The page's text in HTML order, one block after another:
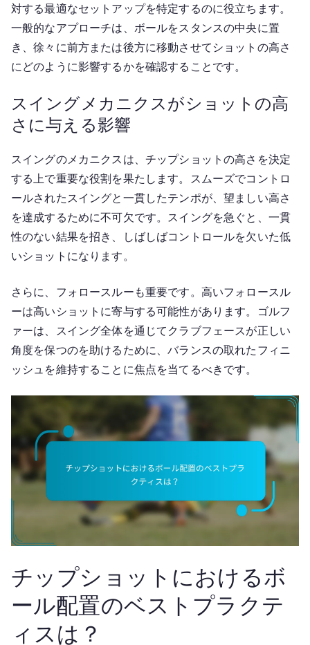
対する最適なセットアップを特定するのに役立ちます。
一般的なアプローチは、ボールをスタンスの中央に置
き、徐々に前方または後方に移動させてショットの高さ
にどのように影響するかを確認することです。
スイングメカニクスがショットの高
さに与える影響
スイングのメカニクスは、チップショットの高さを決定
する上で重要な役割を果たします。スムーズでコントロ
ールされたスイングと一貫したテンポが、望ましい高さ
を達成するために不可欠です。スイングを急ぐと、一貫
性のない結果を招き、しばしばコントロールを欠いた低
いショットになります。
さらに、フォロースルーも重要です。高いフォロースル
ーは高いショットに寄与する可能性があります。ゴルフ
ァーは、スイング全体を通じてクラブフェースが正しい
角度を保つのを助けるために、バランスの取れたフィニ
ッシュを維持することに焦点を当てるべきです。
チップショットにおけるボ
ール配置のベストプラクテ
ィスは？